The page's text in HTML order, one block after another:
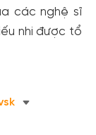
các nghệ sĩ
nhi được tổ